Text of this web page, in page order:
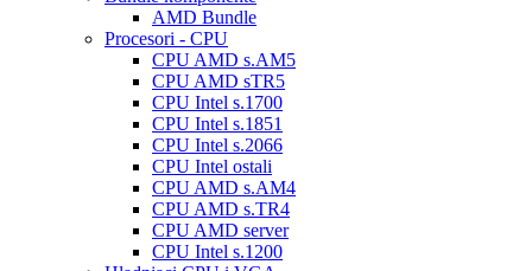
AMD Bundle
Procesori - CPU
CPU AMD s.AM5
CPU AMD sTR5
CPU Intel s.1700
CPU Intel s.1851
CPU Intel s.2066
CPU Intel ostali
CPU AMD s.AM4
CPU AMD s.TR4
CPU AMD server
CPU Intel s.1200